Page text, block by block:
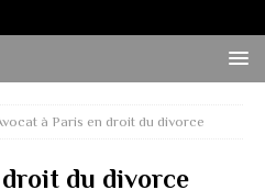
à Paris en droit du divorce
du divorce